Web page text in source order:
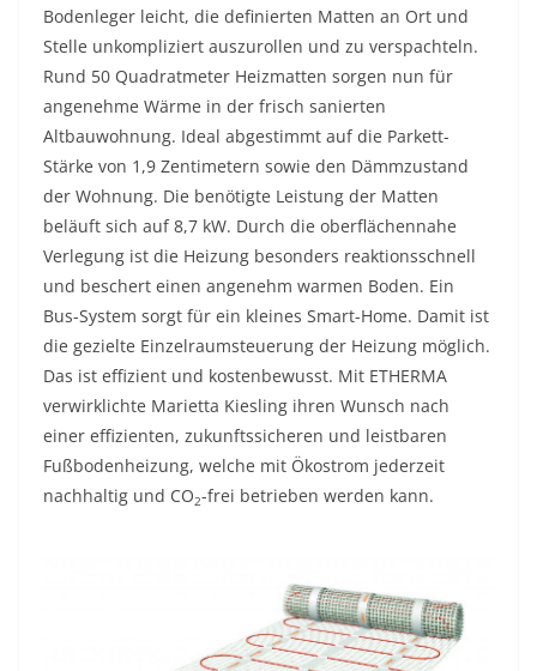
Bodenleger leicht, die definierten Matten an Ort und
Stelle unkompliziert auszurollen und zu verspachteln.
Rund 50 Quadratmeter Heizmatten sorgen nun für
angenehme Wärme in der frisch sanierten
Altbauwohnung. Ideal abgestimmt auf die Parkett-
Stärke von 1,9 Zentimetern sowie den Dämmzustand
der Wohnung. Die benötigte Leistung der Matten
beläuft sich auf 8,7 kW. Durch die oberflächennahe
Verlegung ist die Heizung besonders reaktionsschnell
und beschert einen angenehm warmen Boden. Ein
Bus-System sorgt für ein kleines Smart-Home. Damit ist
die gezielte Einzelraumsteuerung der Heizung möglich.
Das ist effizient und kostenbewusst. Mit ETHERMA
verwirklichte Marietta Kiesling ihren Wunsch nach
einer effizienten, zukunftssicheren und leistbaren
Fußbodenheizung, welche mit Ökostrom jederzeit
nachhaltig und CO2-frei betrieben werden kann.